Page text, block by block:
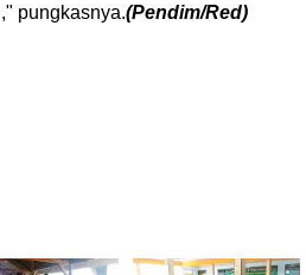
pungkasnya.(Pendim/Red)